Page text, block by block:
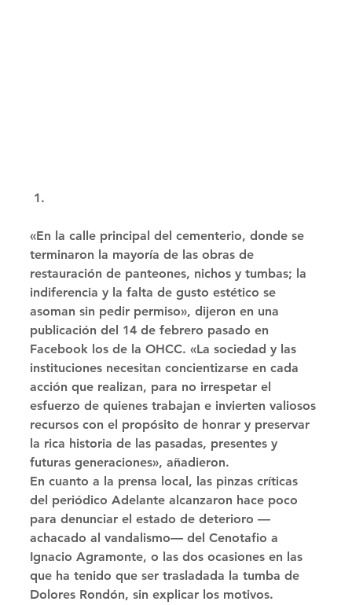
«En la calle principal del cementerio, donde se
terminaron la mayoría de las obras de
restauración de panteones, nichos y tumbas; la
indiferencia y la falta de gusto estético se
asoman sin pedir permiso», dijeron en una
publicación del 14 de febrero pasado en
Facebook los de la OHCC. «La sociedad y las
instituciones necesitan concientizarse en cada
acción que realizan, para no irrespetar el
esfuerzo de quienes trabajan e invierten valiosos
recursos con el propósito de honrar y preservar
la rica historia de las pasadas, presentes y
futuras generaciones», añadieron.
En cuanto a la prensa local, las pinzas críticas
del periódico Adelante alcanzaron hace poco
para denunciar el estado de deterioro —
achacado al vandalismo— del Cenotafio a
Ignacio Agramonte, o las dos ocasiones en las
que ha tenido que ser trasladada la tumba de
Dolores Rondón, sin explicar los motivos.